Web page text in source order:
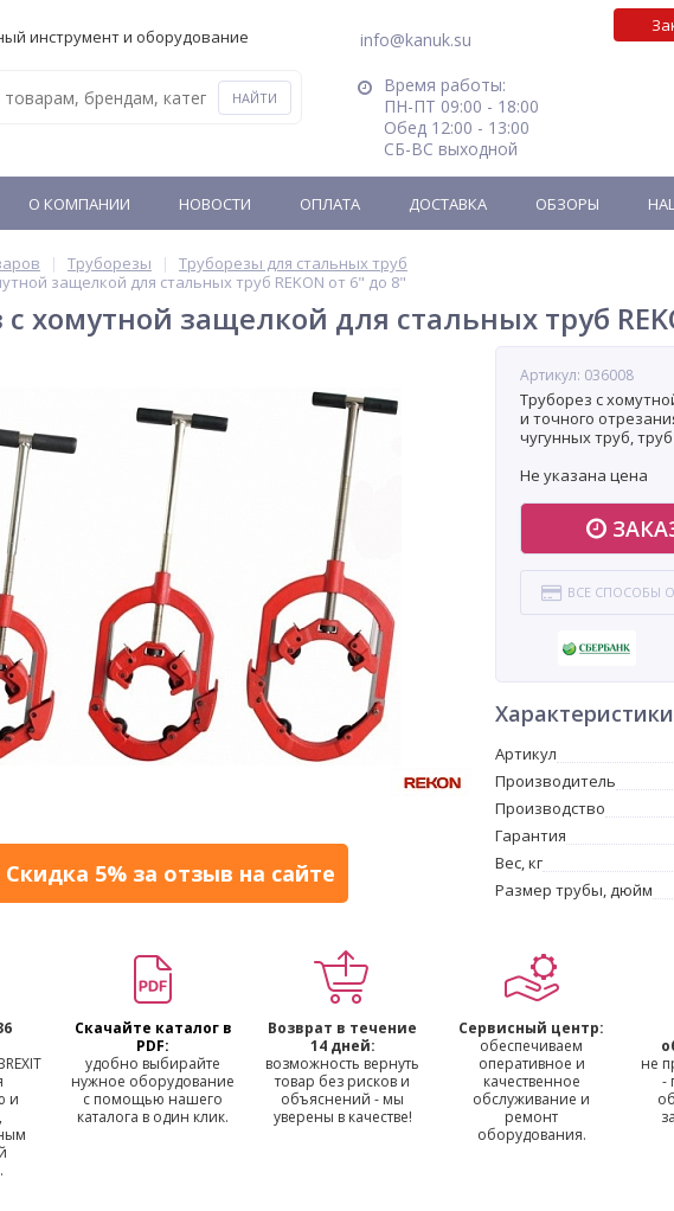
инструмент и оборудование
info@kanuk.su
Время работы:
ПН-ПТ 09:00 - 18:00
Обед 12:00 - 13:00
СБ-ВС выходной
О КОМПАНИИ НОВОСТИ ОПЛАТА ДОСТАВКА ОБЗОРЫ
Труборезы
Труборезы для стальных труб
защелкой для стальных труб REKON от 6" до 8"
с хомутной защелкой для стальных труб
Скидка 5% за отзыв на сайте
Артикул: 036008
Труборез с
и точного
чугунных труб,
Не указана цена
ВСЕ СПОСОБЫ
Характеристики
Артикул
Производитель
Производство
Гарантия
Вес, кг
Размер трубы, дюйм
и
Скачайте каталог в
PDF:
удобно выбирайте
нужное оборудование
с помощью нашего
каталога в один клик.
Возврат в течение
14 дней:
возможность вернуть
товар без рисков и
объяснений - мы
уверены в качестве!
Сервисный центр:
обеспечиваем
оперативное и
качественное
обслуживание и
ремонт
оборудования.
не
-